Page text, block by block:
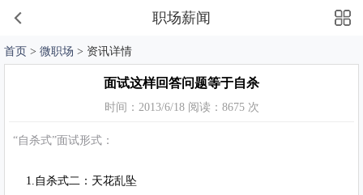
职场薪闻
首页 > 微职场 > 资讯详情
面试这样回答问题等于自杀
时间：2013/6/18 阅读：8675 次
“自杀式”面试形式：
1.自杀式二：天花乱坠